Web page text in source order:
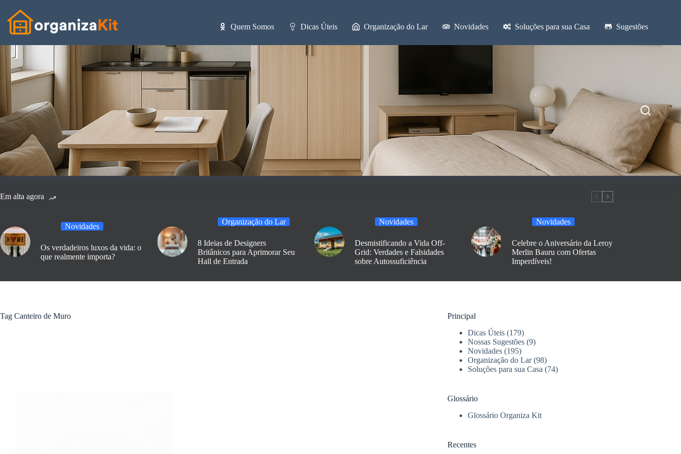
conteúdo
Quem Somos Dicas Úteis Organização do Lar Novidades Soluções para sua Casa Sugestões
Em alta agora
Novidades
Os verdadeiros luxos da vida: o
que realmente importa?
Organização do Lar
8 Ideias de Designers
Britânicos para Aprimorar Seu
Hall de Entrada
Novidades
Desmistificando a Vida Off-
Grid: Verdades e Falsidades
sobre Autossuficiência
Novidades
Celebre o Aniversário da Leroy
Merlin Bauru com Ofertas
Imperdíveis!
Tag Canteiro de Muro
Principal
Dicas Úteis (179)
Nossas Sugestões (9)
Novidades (195)
Organização do Lar(98)
Soluções para sua Casa (74)
Glossário
Glossário Organiza Kit
Recentes